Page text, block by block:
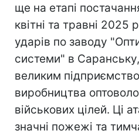
ще на етапі
квітні та травні
ударів по заводу
системи" в
великим
виробництва
військових цілей. Ці
значні пожежі та